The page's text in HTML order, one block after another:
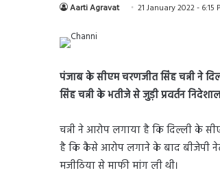
Aarti Agravat 21 January 2022 - 6:15
पंजाब के सीएम चरणजीत सिंह चन्नी ने
सिंह चन्नी के भतीजे से जुड़ी प्रवर्तन
चन्नी ने आरोप लगाया है कि दिल्ली के
है कि कैसे आरोप लगाने के बाद बीजेपी
मजीठिया से माफी मांग ली थी।